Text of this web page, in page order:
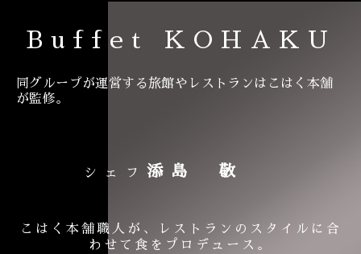
Buffet KOHAKU
同グループが運営する旅館やレストランはこはく本舗
が監修。
シェフ 添島 敬
こはく本舗職人が、レストランのスタイルに合
わせて食をプロデュース。